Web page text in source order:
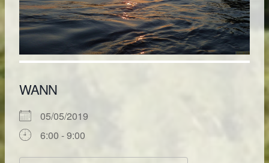
WANN
05/05/2019
6:00 - 9:00